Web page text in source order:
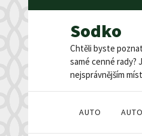
Sodko
Chtěli byste
samé cenné rady?
nejsprávnějším
AUTO